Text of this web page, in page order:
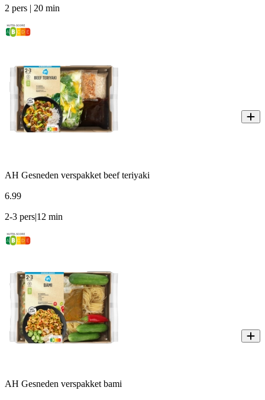
2 pers | 20 min
AH Gesneden verspakket beef teriyaki
6.99
2-3 pers|12 min
AH Gesneden verspakket bami